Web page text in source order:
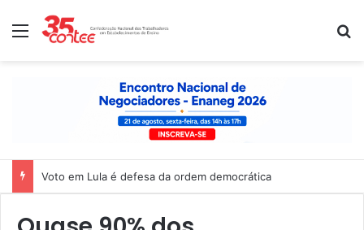
Menu
Voto em Lula é defesa da ordem democrática